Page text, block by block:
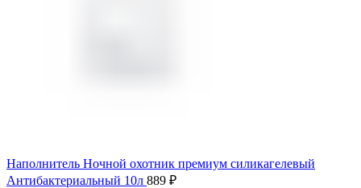
Наполнитель Ночной охотник премиум силикагелевый
Антибактериальный 10л 889 ₽